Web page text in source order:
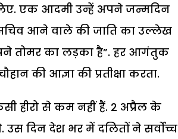
एक आदमी उन्हें अपने जन्मदिन
आने वाले की जाति का उल्लेख
तोमर का लड़का है”. हर आगंतुक
की आज्ञा की प्रतीक्षा करता.
हीरो से कम नहीं हैं. 2 अप्रैल के
उस दिन देश भर में दलितों ने सर्वोच्च